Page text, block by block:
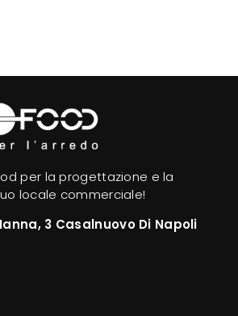
per la progettazione e la
locale commerciale!
3 Casalnuovo Di Napoli